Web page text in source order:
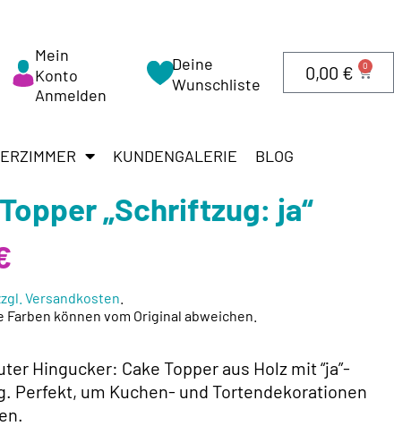
Mein
Konto
Anmelden
Deine
Wunschliste
0,00 € 0
KUNDENGALERIE BLOG
„Schriftzug: ja“
Versandkosten
können vom Original abweichen.
Hingucker: Cake Topper aus Holz mit “ja”-
Perfekt, um Kuchen- und Tortendekorationen